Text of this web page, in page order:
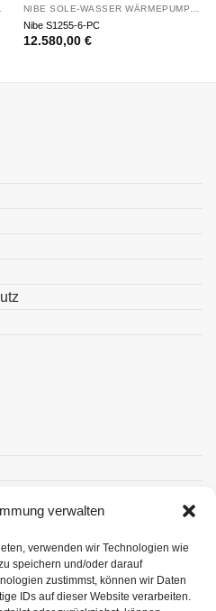
verwalten
verwenden wir Technologien wie
speichern und/oder darauf
zustimmst, können wir Daten
IDs auf dieser Website verarbeiten.
Nibe S1255-6-PC
12.580,00 €